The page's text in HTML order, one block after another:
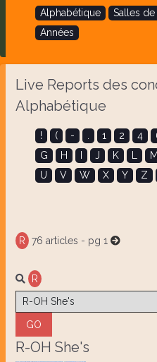
Alphabétique Salles
Années
Live Reports des
Alphabétique
! ( - 1 2 4
G
H J K M
U
V W X Y Z
R 76 articles - pg 1
R
R-OH She's